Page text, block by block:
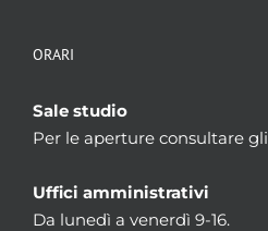
ORARI
Sale studio
Per le aperture consultare gli
Uffici amministrativi
Da lunedì a venerdì 9-16.